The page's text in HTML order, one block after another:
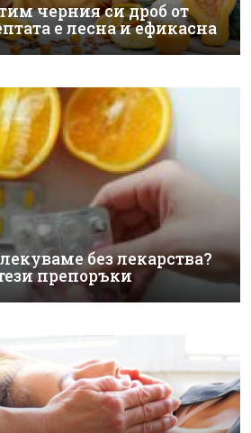
черния си дроб от
е лесна и ефикасна
без лекарства?
препоръки